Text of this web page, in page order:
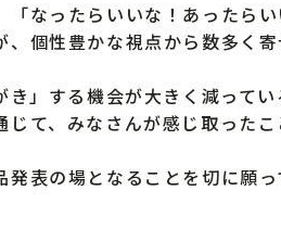
なったらいいな！あったら
個性豊かな視点から数多く
」する機会が大きく減ってい
て、みなさんが感じ取った
表の場となることを切に願っ